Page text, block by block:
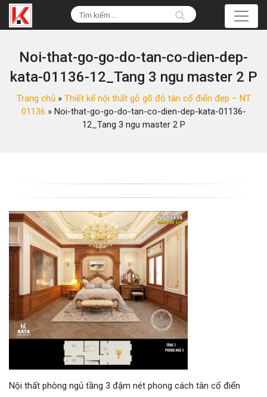
Noi-that-go-go-do-tan-co-dien-dep-
kata-01136-12_Tang 3 ngu master 2 P
Trang chủ» Thiết kế nội thất gỗ gõ đỏ tân cổ điển đẹp – NT
01136 » Noi-that-go-go-do-tan-co-dien-dep-kata-01136-
12_Tang 3 ngu master 2 P
Nội thất phòng ngủ tầng 3 đậm nét phong cách tân cổ điển